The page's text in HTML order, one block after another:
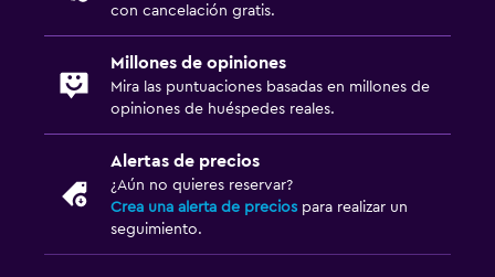
con cancelación gratis.
Millones de opiniones
Mira las puntuaciones basadas en millones de
opiniones de huéspedes reales.
Alertas de precios
¿Aún no quieres reservar?
Crea una alerta de precios para realizar un
seguimiento.